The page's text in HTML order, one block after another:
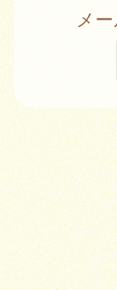
メ